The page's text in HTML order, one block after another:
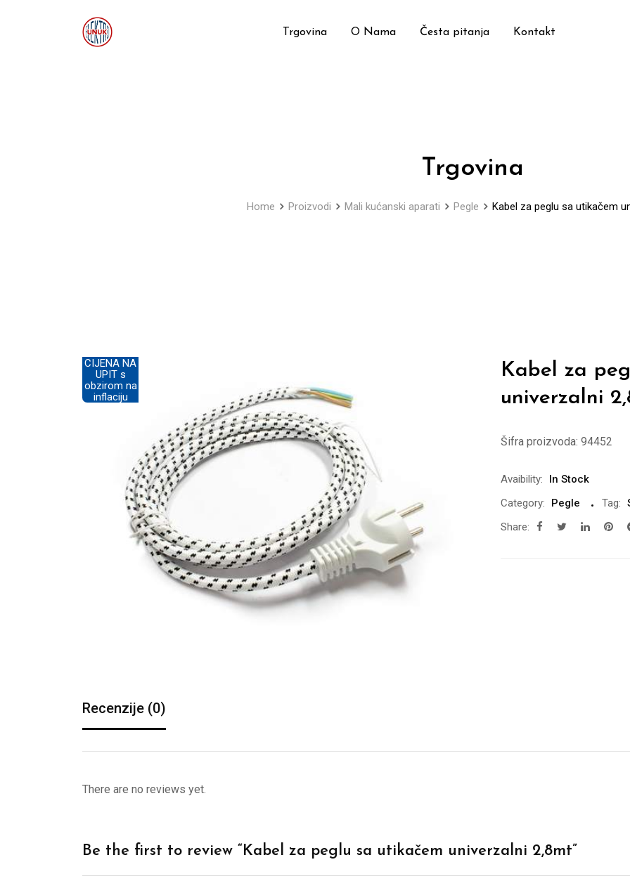
Trgovina O Nama Česta pitanja Kontakt
Trgovina
Home Proizvodi Mali kućanski aparati Pegle Kabel za peglu sa utikačem
CIJENA NA
UPIT s
obzirom na
inflaciju
Kabel za
univerzalni
Šifra proizvoda: 94452
Avaibility:
In Stock
Category:
Pegle Tag:
Share:
Recenzije (0)
There are no reviews yet.
Be the first to review “Kabel za peglu sa utikačem univerzalni 2,8mt”